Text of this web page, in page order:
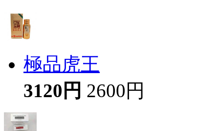
極品虎王
3120円 2600円